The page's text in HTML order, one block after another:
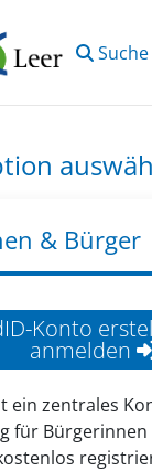
Suche
& Bürger
Konto
anmelden
ein zentrales
für Bürgerinnen